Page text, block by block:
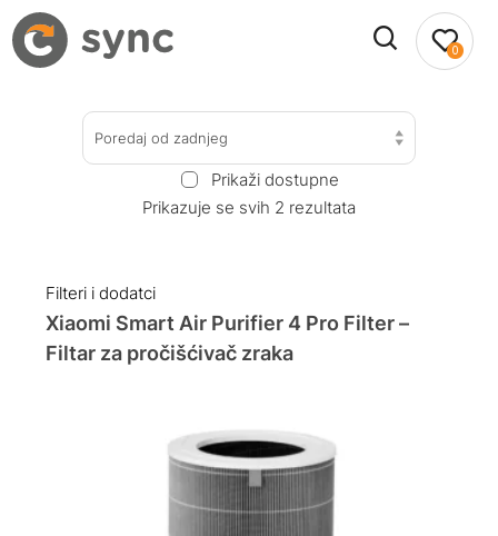
0
Poredaj od zadnjeg
Prikaži dostupne
Prikazuje se svih 2 rezultata
Filteri i dodatci
Xiaomi Smart Air Purifier 4 Pro Filter –
Filtar za pročišćivač zraka